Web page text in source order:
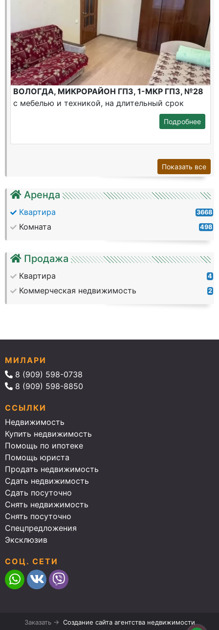
Аренда
Квартира 3668
Комната 498
Продажа
Квартира 4
Коммерческая недвижимость 2
ВОЛОГДА, МИКРОРАЙОН ГПЗ, 1-МКР ГПЗ, №28
с мебелью и техникой, на длительный срок
Подробнее
Показать все
МИЛАРИ
8 (909) 598-0738
8 (909) 598-8850
ССЫЛКИ
Недвижимость
Купить недвижимость
Помощь по ипотеке
Помощь юриста
Продать недвижимость
Сдать недвижимость
Сдать посуточно
Снять недвижимость
Снять посуточно
Спецпредложения
Эксклюзив
СОЦ. СЕТИ
Заказать → Создание сайта агентства недвижимости